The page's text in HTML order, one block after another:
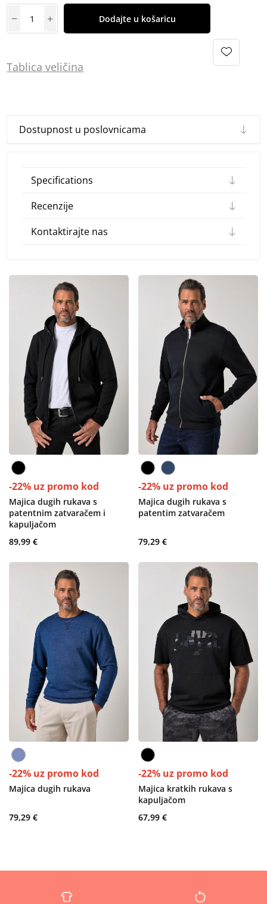
Dodajte u košaricu
Tablica veličina
Dostupnost u poslovnicama
Specifications
Recenzije
Kontaktirajte nas
-22% uz promo kod
Majica dugih rukava s
patentnim zatvaračem i
kapuljačom
89,99 €
-22% uz promo kod
Majica dugih rukava s
patentim zatvaračem
79,29 €
-22% uz promo kod
Majica dugih rukava
79,29 €
-22% uz promo kod
Majica kratkih rukava s
kapuljačom
67,99 €